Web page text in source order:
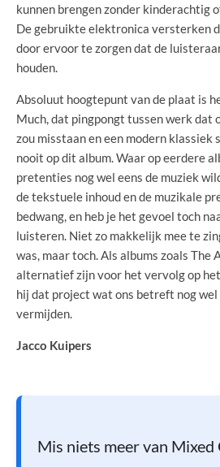
kunnen brengen zonder kinderachtig
De gebruikte elektronica versterken
door ervoor te zorgen dat de
houden.
Absoluut hoogtepunt van de plaat is
Much, dat pingpongt tussen werk dat
zou misstaan en een modern klassiek
nooit op dit album. Waar op eerdere
pretenties nog wel eens de muziek
de tekstuele inhoud en de muzikale
bedwang, en heb je het gevoel toch
luisteren. Niet zo makkelijk mee te
was, maar toch. Als albums zoals The
alternatief zijn voor het vervolg op
hij dat project wat ons betreft nog
vermijden.
Jacco Kuipers
Mis niets meer van Mixed